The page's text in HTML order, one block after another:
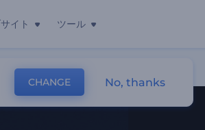
イト ツール
CHANGE No, thanks